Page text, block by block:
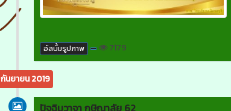
อัลบั้มรูปภาพ 7179
กันยายน 2019
ปัจฉิมวาจา กษิณาลัย 62